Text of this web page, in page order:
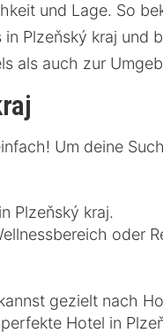
und Lage. So
Plzeňský kraj und
als auch zur
Um deine
Plzeňský kraj.
oder
gezielt nach
Hotel in